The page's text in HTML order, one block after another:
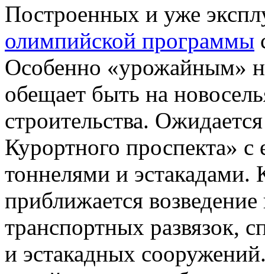
Построенных и уже
олимпийской программы
Особенно «урожайным»
обещает быть на
строительства.
Курортного проспекта»
тоннелями и
приближается
транспортных развязок,
и эстакадных